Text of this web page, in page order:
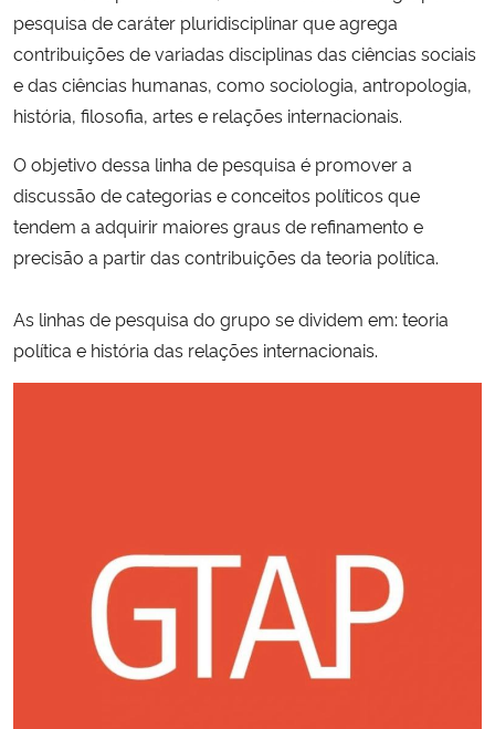
Ministério da Educação
Ministério da Cidadania
Ministério de Minas e Energia
Ministério da Ciência, Tecnologia, Inovações e Comunicações
Ministério do Meio Ambiente
Ministério do Turismo
Secretaria-Geral
Secretaria de Governo
pesquisa de caráter pluridisciplinar que agrega
contribuições de variadas disciplinas das ciências sociais
e das ciências humanas, como sociologia, antropologia,
história, filosofia, artes e relações internacionais.
O objetivo dessa linha de pesquisa é promover a
discussão de categorias e conceitos políticos que
tendem a adquirir maiores graus de refinamento e
precisão a partir das contribuições da teoria política.
As linhas de pesquisa do grupo se dividem em: teoria
política e história das relações internacionais.